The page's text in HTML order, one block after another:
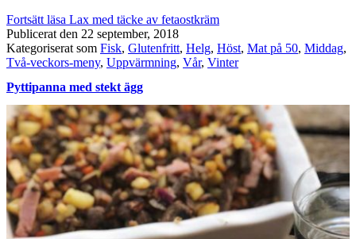
Fortsätt läsa Lax med täcke av fetaostkräm
Publicerat den 22 september, 2018
Kategoriserat som Fisk, Glutenfritt, Helg, Höst, Mat på 50, Middag,
Två-veckors-meny, Uppvärmning, Vår, Vinter
Pyttipanna med stekt ägg